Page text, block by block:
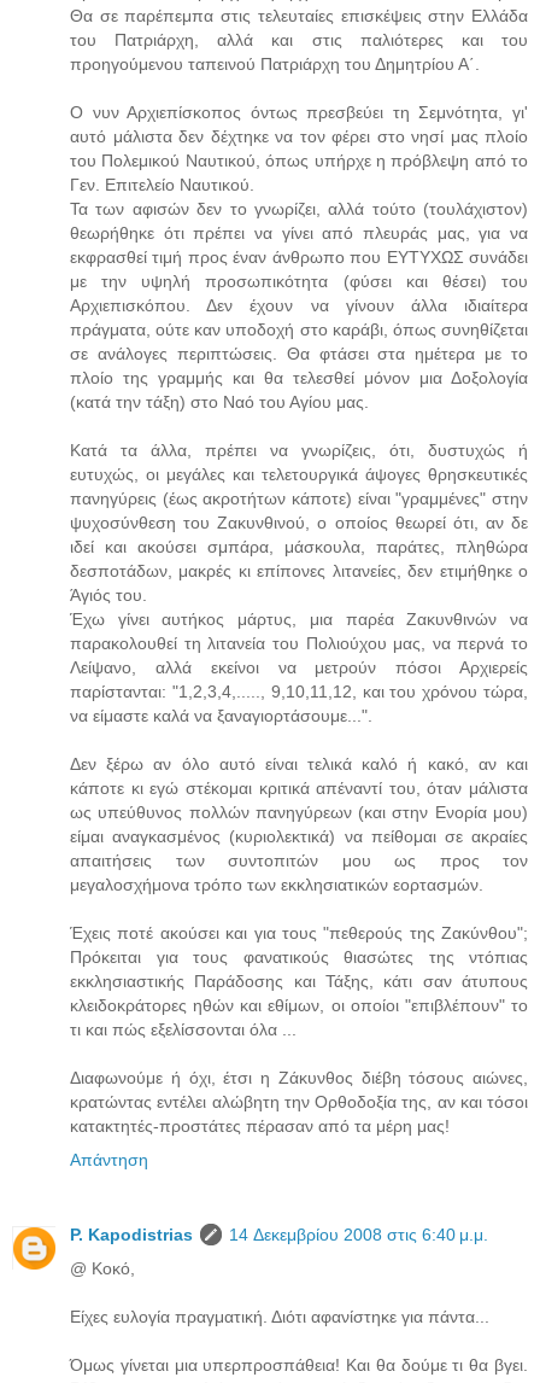
Θα σε παρέπεμπα στις τελευταίες επισκέψεις στην Ελλάδα
του Πατριάρχη, αλλά και στις παλιότερες και του
προηγούμενου ταπεινού Πατριάρχη του Δημητρίου Α΄.
Ο νυν Αρχιεπίσκοπος όντως πρεσβεύει τη Σεμνότητα, γι'
αυτό μάλιστα δεν δέχτηκε να τον φέρει στο νησί μας πλοίο
του Πολεμικού Ναυτικού, όπως υπήρχε η πρόβλεψη από το
Γεν. Επιτελείο Ναυτικού.
Τα των αφισών δεν το γνωρίζει, αλλά τούτο (τουλάχιστον)
θεωρήθηκε ότι πρέπει να γίνει από πλευράς μας, για να
εκφρασθεί τιμή προς έναν άνθρωπο που ΕΥΤΥΧΩΣ συνάδει
με την υψηλή προσωπικότητα (φύσει και θέσει) του
Αρχιεπισκόπου. Δεν έχουν να γίνουν άλλα ιδιαίτερα
πράγματα, ούτε καν υποδοχή στο καράβι, όπως συνηθίζεται
σε ανάλογες περιπτώσεις. Θα φτάσει στα ημέτερα με το
πλοίο της γραμμής και θα τελεσθεί μόνον μια Δοξολογία
(κατά την τάξη) στο Ναό του Αγίου μας.
Κατά τα άλλα, πρέπει να γνωρίζεις, ότι, δυστυχώς ή
ευτυχώς, οι μεγάλες και τελετουργικά άψογες θρησκευτικές
πανηγύρεις (έως ακροτήτων κάποτε) είναι "γραμμένες" στην
ψυχοσύνθεση του Ζακυνθινού, ο οποίος θεωρεί ότι, αν δε
ιδεί και ακούσει σμπάρα, μάσκουλα, παράτες, πληθώρα
δεσποτάδων, μακρές κι επίπονες λιτανείες, δεν ετιμήθηκε ο
Άγιός του.
Έχω γίνει αυτήκος μάρτυς, μια παρέα Ζακυνθινών να
παρακολουθεί τη λιτανεία του Πολιούχου μας, να περνά το
Λείψανο, αλλά εκείνοι να μετρούν πόσοι Αρχιερείς
παρίστανται: "1,2,3,4,....., 9,10,11,12, και του χρόνου τώρα,
να είμαστε καλά να ξαναγιορτάσουμε...".
Δεν ξέρω αν όλο αυτό είναι τελικά καλό ή κακό, αν και
κάποτε κι εγώ στέκομαι κριτικά απέναντί του, όταν μάλιστα
ως υπεύθυνος πολλών πανηγύρεων (και στην Ενορία μου)
είμαι αναγκασμένος (κυριολεκτικά) να πείθομαι σε ακραίες
απαιτήσεις των συντοπιτών μου ως προς τον
μεγαλοσχήμονα τρόπο των εκκλησιατικών εορτασμών.
Έχεις ποτέ ακούσει και για τους "πεθερούς της Ζακύνθου";
Πρόκειται για τους φανατικούς θιασώτες της ντόπιας
εκκλησιαστικής Παράδοσης και Τάξης, κάτι σαν άτυπους
κλειδοκράτορες ηθών και εθίμων, οι οποίοι "επιβλέπουν" το
τι και πώς εξελίσσονται όλα ...
Διαφωνούμε ή όχι, έτσι η Ζάκυνθος διέβη τόσους αιώνες,
κρατώντας εντέλει αλώβητη την Ορθοδοξία της, αν και τόσοι
κατακτητές-προστάτες πέρασαν από τα μέρη μας!
Απάντηση
P. Kapodistrias
14 Δεκεμβρίου 2008 στις 6:40 μ.μ.
@ Κοκό,
Είχες ευλογία πραγματική. Διότι αφανίστηκε για πάντα...
Όμως γίνεται μια υπερπροσπάθεια! Και θα δούμε τι θα βγει.